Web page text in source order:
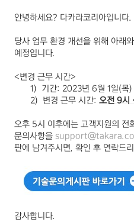
안녕하세요? 다카라코리아입니다.
당사 업무 환경 개선을 위해 아래
예정입니다.
<변경 근무 시간>
1)
기간: 2023년 6월 1 일(목)
2)
변경 근무 시간: 오전 9시
오후 5시 이후에는 고객지원의 전
문의사항을
판에 남겨주시면, 확인 후 연락드
감사합니다.